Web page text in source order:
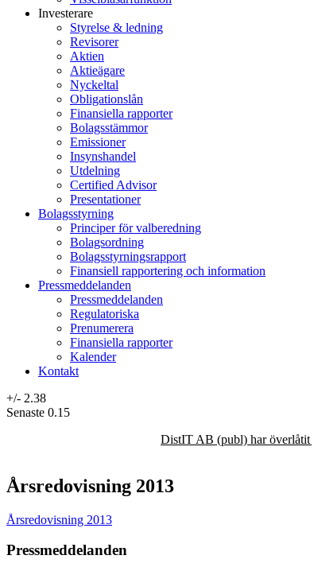
Investerare
Styrelse & ledning
Revisorer
Aktien
Aktieägare
Nyckeltal
Obligationslån
Finansiella rapporter
Bolagsstämmor
Emissioner
Insynshandel
Utdelning
Certified Advisor
Presentationer
Bolagsstyrning
Principer för valberedning
Bolagsordning
Bolagsstyrningsrapport
Finansiell rapportering och information
Pressmeddelanden
Pressmeddelanden
Regulatoriska
Prenumerera
Finansiella rapporter
Kalender
Kontakt
+/- 2.38
Senaste 0.15
DistIT AB (publ) har överlåtit
Årsredovisning 2013
Årsredovisning 2013
Pressmeddelanden